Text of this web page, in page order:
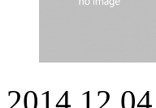
2014.12.04